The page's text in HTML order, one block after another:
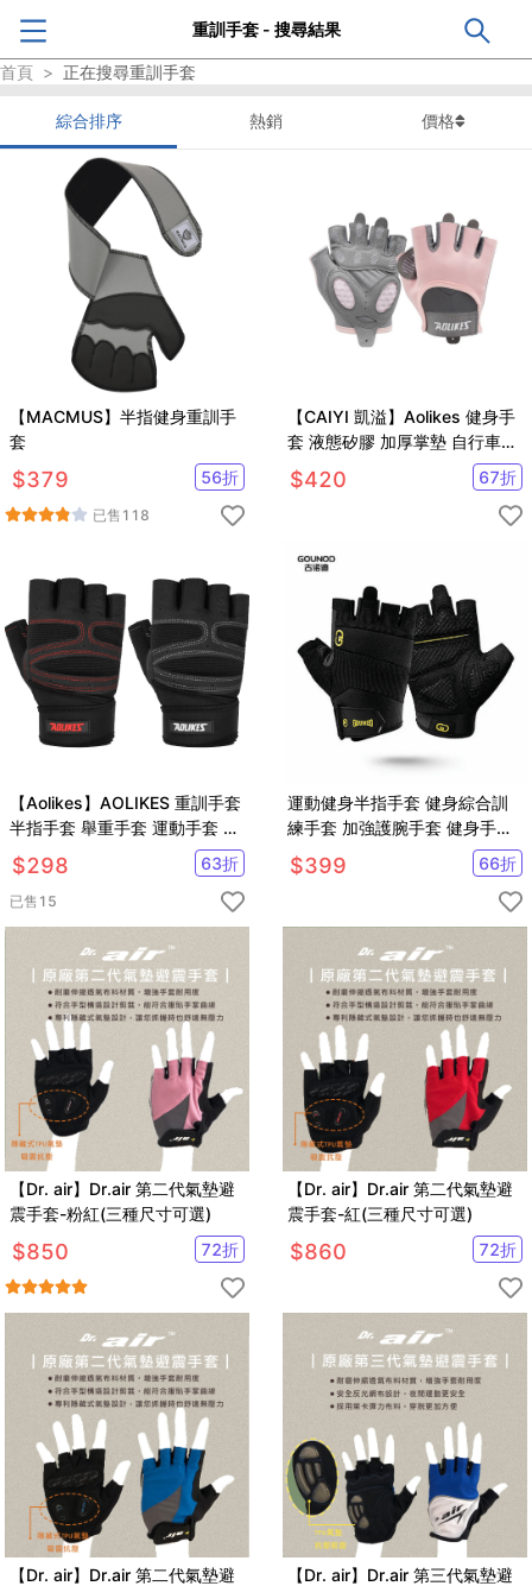
重訓手套 - 搜尋結果
首頁 > 正在搜尋重訓手套
綜合排序 熱銷 價格
【MACMUS】半指健身重訓手
套
$379 56折
已售 118
【CAIYI 凱溢】Aolikes 健身手
套 液態矽膠 加厚掌墊 自行車手
套 半指手套 重訓手套
$420 67折
【Aolikes】AOLIKES 重訓手套
半指手套 舉重手套 運動手套 健
身手套 運動護具
$298 63折
已售 15
運動健身半指手套 健身綜合訓
練手套 加強護腕手套 健身手套
重訓手套 舉重器械護手掌
$399 66折
【Dr. air】Dr.air 第二代氣墊避
震手套-粉紅(三種尺寸可選)
$850 72折
【Dr. air】Dr.air 第二代氣墊避
震手套-紅(三種尺寸可選)
$860 72折
【Dr. air】Dr.air 第二代氣墊避
【Dr. air】Dr.air 第三代氣墊避